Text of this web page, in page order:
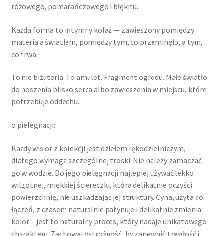
różowego, pomarańczowego i błękitu.
Każda forma to intymny kolaż — zawieszony pomiędzy
materią a światłem, pomiędzy tym, co przeminęło, a tym,
co trwa.
To nie biżuteria. To amulet. Fragment ogrodu. Małe światło
do noszenia blisko serca albo zawieszenia w miejscu, które
potrzebuje oddechu.
o pielegnacji:
Każdy wisior z kolekcji jest dziełem rękodzielniczym,
dlatego wymaga szczególnej troski. Nie należy zamaczać
go w wodzie. Do jego pielęgnacji najlepiej używać lekko
wilgotnej, miękkiej ściereczki, która delikatnie oczyści
powierzchnię, nie uszkadzając jej struktury. Cyna, użyta do
łączeń, z czasem naturalnie patynuje i delikatnie zmienia
kolor – jest to naturalny proces, który nadaje unikatowego
charakteru. Zachowaj ostrożność, by zapewnić trwałość i